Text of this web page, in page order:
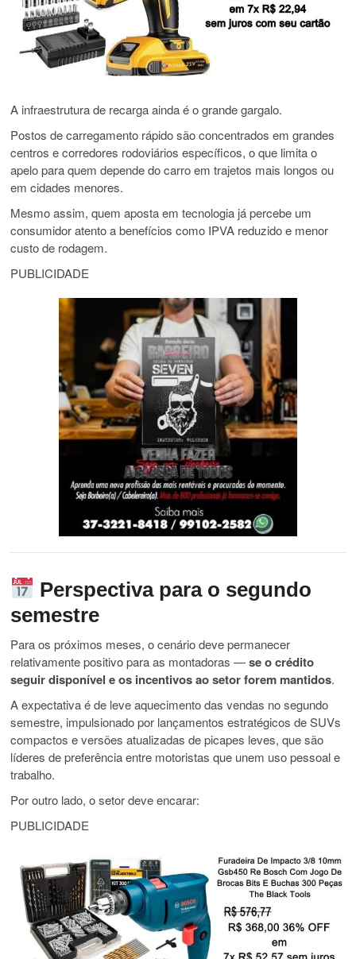
A infraestrutura de recarga ainda é o grande gargalo.
Postos de carregamento rápido são concentrados em grandes
centros e corredores rodoviários específicos, o que limita o
apelo para quem depende do carro em trajetos mais longos ou
em cidades menores.
Mesmo assim, quem aposta em tecnologia já percebe um
consumidor atento a benefícios como IPVA reduzido e menor
custo de rodagem.
PUBLICIDADE
Perspectiva para o segundo
semestre
Para os próximos meses, o cenário deve permanecer
relativamente positivo para as montadoras —se o crédito
seguir disponível e os incentivos ao setor forem mantidos.
A expectativa é de leve aquecimento das vendas no segundo
semestre, impulsionado por lançamentos estratégicos de SUVs
compactos e versões atualizadas de picapes leves, que são
líderes de preferência entre motoristas que unem uso pessoal e
trabalho.
Por outro lado, o setor deve encarar:
PUBLICIDADE